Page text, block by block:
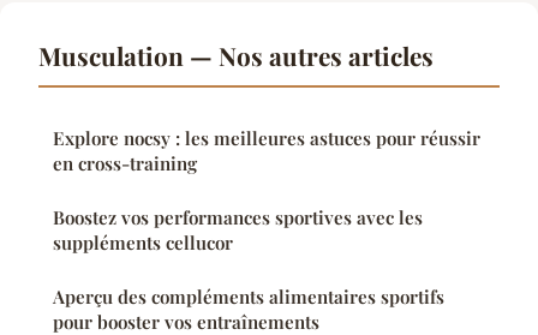
Musculation — Nos autres articles
Explore nocsy : les meilleures astuces pour réussir
en cross-training
Boostez vos performances sportives avec les
suppléments cellucor
Aperçu des compléments alimentaires sportifs
pour booster vos entraînements